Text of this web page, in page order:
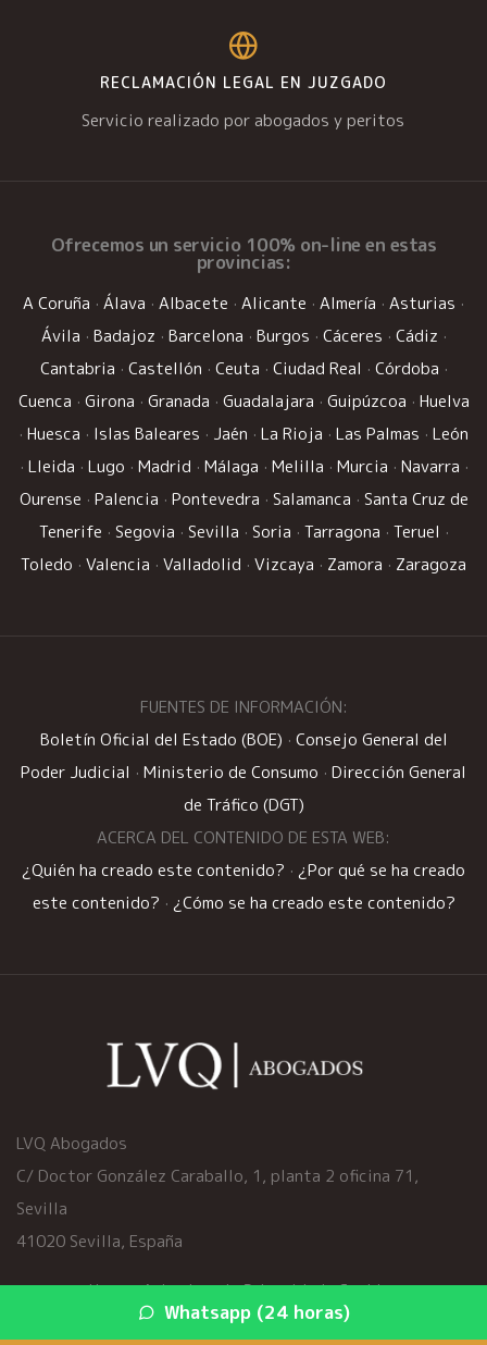
Whatsapp (24 horas)
RECLAMACIÓN LEGAL EN JUZGADO
Servicio realizado por abogados y peritos
Ofrecemos un servicio 100% on-line en estas
provincias:
A Coruña · Álava · Albacete · Alicante · Almería · Asturias ·
Ávila · Badajoz · Barcelona · Burgos · Cáceres · Cádiz ·
Cantabria · Castellón · Ceuta · Ciudad Real · Córdoba ·
Cuenca · Girona · Granada · Guadalajara · Guipúzcoa · Huelva
· Huesca · Islas Baleares · Jaén · La Rioja · Las Palmas · León
· Lleida · Lugo · Madrid · Málaga · Melilla · Murcia · Navarra ·
Ourense · Palencia · Pontevedra · Salamanca · Santa Cruz de
Tenerife · Segovia · Sevilla · Soria · Tarragona · Teruel ·
Toledo · Valencia · Valladolid · Vizcaya · Zamora · Zaragoza
FUENTES DE INFORMACIÓN:
Boletín Oficial del Estado (BOE) · Consejo General del
Poder Judicial · Ministerio de Consumo · Dirección General
de Tráfico (DGT)
ACERCA DEL CONTENIDO DE ESTA WEB:
¿Quién ha creado este contenido? · ¿Por qué se ha creado
este contenido? · ¿Cómo se ha creado este contenido?
LVQ Abogados
C/ Doctor González Caraballo, 1, planta 2 oficina 71,
Sevilla
41020 Sevilla, España
Home·Aviso Legal·Privacidad·Cookies
© 2026 viciosocultoscoche.es ·Mapa del sitio